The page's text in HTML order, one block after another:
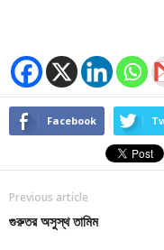
Facebook
Previous article
গুরুতর অসুস্থ তামিম